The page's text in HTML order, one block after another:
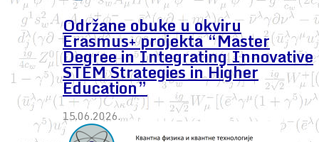
Održane obuke u okviru
Erasmus+ projekta “Master
Degree in Integrating Innovative
STEM Strategies in Higher
Education”
15.06.2026.